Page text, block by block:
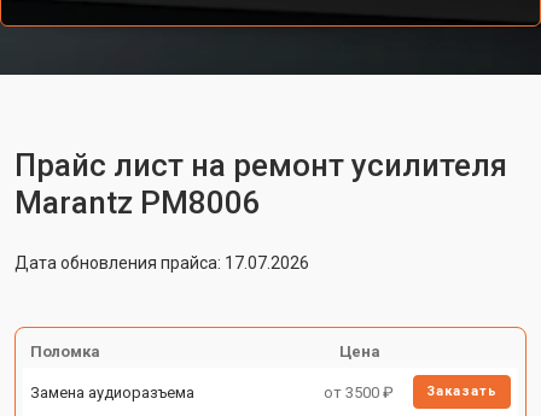
Прайс лист на ремонт усилителя
Marantz PM8006
Дата обновления прайса: 17.07.2026
Поломка Цена
Замена аудиоразъема от 3500 ₽ Заказать